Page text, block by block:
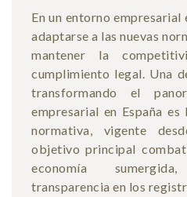
En un entorno
adaptarse a las nuevas
mantener la
cumplimiento legal. Una
transformando el
empresarial en España
normativa, vigente
objetivo principal
economía
transparencia en los